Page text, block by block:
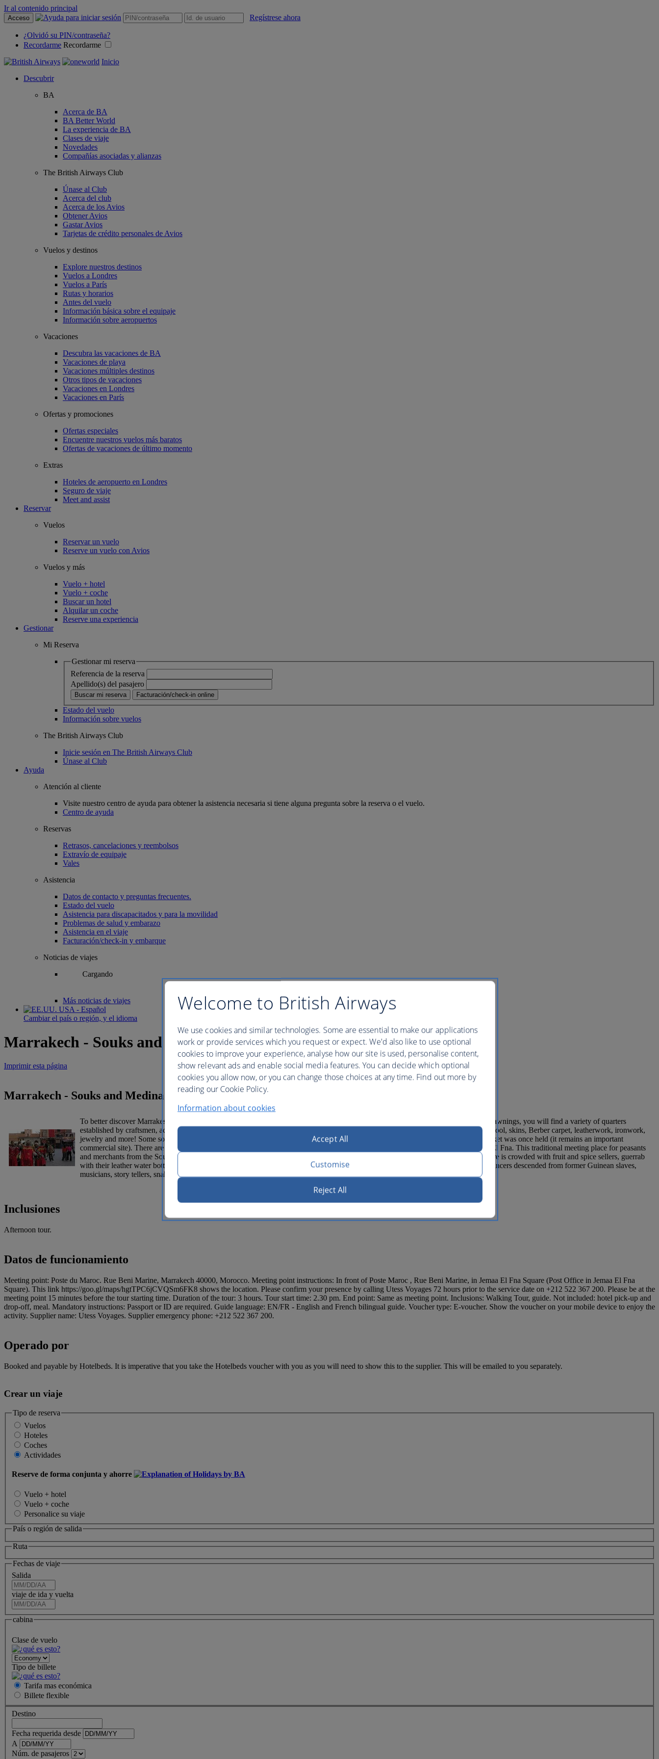
Ir al contenido principal
Acceso Regístrese ahora
¿Olvidó su PIN/contraseña?
Recordarme Recordarme
Inicio
Descubrir
BA
Acerca de BA
BA Better World
La experiencia de BA
Clases de viaje
Novedades
Compañías asociadas y alianzas
The British Airways Club
Únase al Club
Acerca del club
Acerca de los Avios
Obtener Avios
Gastar Avios
Tarjetas de crédito personales de Avios
Vuelos y destinos
Explore nuestros destinos
Vuelos a Londres
Vuelos a París
Rutas y horarios
Antes del vuelo
Información básica sobre el equipaje
Información sobre aeropuertos
Vacaciones
Descubra las vacaciones de BA
Vacaciones de playa
Vacaciones múltiples destinos
Otros tipos de vacaciones
Vacaciones en Londres
Vacaciones en París
Ofertas y promociones
Ofertas especiales
Encuentre nuestros vuelos más baratos
Ofertas de vacaciones de último momento
Extras
Hoteles de aeropuerto en Londres
Seguro de viaje
Meet and assist
Reservar
Vuelos
Reservar un vuelo
Reserve un vuelo con Avios
Vuelos y más
Vuelo + hotel
Vuelo + coche
Buscar un hotel
Alquilar un coche
Reserve una experiencia
Gestionar
Mi Reserva
Gestionar mi reserva
Referencia de la reserva
Apellido(s) del pasajero
Buscar mi reserva Facturación/check-in online
Estado del vuelo
Información sobre vuelos
The British Airways Club
Inicie sesión en The British Airways Club
Únase al Club
Ayuda
Atención al cliente
Visite nuestro centro de ayuda para obtener la asistencia necesaria si tiene alguna pregunta sobre la reserva o el vuelo.
Centro de ayuda
Reservas
Retrasos, cancelaciones y reembolsos
Extravío de equipaje
Vales
Asistencia
Datos de contacto y preguntas frecuentes.
Estado del vuelo
Asistencia para discapacitados y para la movilidad
Problemas de salud y embarazo
Asistencia en el viaje
Facturación/check-in y embarque
Noticias de viajes
Cargando
Más noticias de viajes
USA - Español
Cambiar el país o región, y el idioma
Marrakech - Souks and Medina Tour
Imprimir esta página
Marrakech - Souks and Medina Tour
To better discover Marrakesh, enter an intricate maze of the narrow streets in the world of the souks. Protected from the sun by slatted awnings, you will find a variety of quarters
established by craftsmen, according to a structured system of corporation. There are souks of basketwork, dried fruit, spices, clothes, wool, skins, Berber carpet, leatherwork, ironwork,
jewelry and more! Some souks of note include the Rue du Souk Smarine which leads into the Place rahba Kedima, where a slave market was once held (it remains an important
commercial site). There are also a few apothecary shops here and there. There will be time for bargaining! Next we will visit Djemaa El Fna. This traditional meeting place for peasants
and merchants from the Sous region, the High atlas and the South, has become the heart of Marrakech. In the mornings this large square is crowded with fruit and spice sellers, guerrab
with their leather water bottles and metal drinking cups, basket sellers, ironmongers and barbers. In the afternoons come the Gnaoua dancers descended from former Guinean slaves,
musicians, story tellers, snake charmers and entertainers with performing monkeys!
Inclusiones
Afternoon tour.
Datos de funcionamiento
Meeting point: Poste du Maroc. Rue Beni Marine, Marrakech 40000, Morocco. Meeting point instructions: In front of Poste Maroc , Rue Beni Marine, in Jemaa El Fna Square (Post Office in Jemaa El Fna
Square). This link https://goo.gl/maps/hgtTPC6jCVQSm6FK8 shows the location. Please confirm your presence by calling Utess Voyages 72 hours prior to the service date on +212 522 367 200. Please be at the
meeting point 15 minutes before the tour starting time. Duration of the tour: 3 hours. Tour start time: 2.30 pm. End point: Same as meeting point. Inclusions: Walking Tour, guide. Not included: hotel pick-up and
drop-off, meal. Mandatory instructions: Passport or ID are required. Guide language: EN/FR - English and French bilingual guide. Voucher type: E-voucher. Show the voucher on your mobile device to enjoy the
activity. Supplier name: Utess Voyages. Supplier emergency phone: +212 522 367 200.
Operado por
Booked and payable by Hotelbeds. It is imperative that you take the Hotelbeds voucher with you as you will need to show this to the supplier. This will be emailed to you separately.
Crear un viaje
Tipo de reserva
Vuelos
Hoteles
Coches
Actividades
Reserve de forma conjunta y ahorre
Vuelo + hotel
Vuelo + coche
Personalice su viaje
País o región de salida
Ruta
Fechas de viaje
Salida
viaje de ida y vuelta
cabina
Clase de vuelo
Tipo de billete
Tarifa mas económica
Billete flexible
Destino
Fecha requerida desde
A
Núm. de pasajeros
Welcome to British Airways
We use cookies and similar technologies. Some are essential to make our applications
work or provide services which you request or expect. We'd also like to use optional
cookies to improve your experience, analyse how our site is used, personalise content,
show relevant ads and enable social media features. You can decide which optional
cookies you allow now, or you can change those choices at any time. Find out more by
reading our Cookie Policy.
Information about cookies
Accept All
Customise
Reject All